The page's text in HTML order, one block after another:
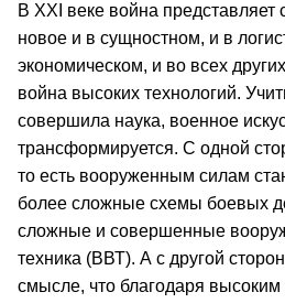
В XXI веке война представляет
новое и в сущностном, и в
экономическом, и во всех
война высоких технологий.
совершила наука, военное
трансформируется. С одной
то есть вооруженным силам
более сложные схемы боевых
сложные и совершенные
техника (ВВТ). А с другой
смысле, что благодаря высоким